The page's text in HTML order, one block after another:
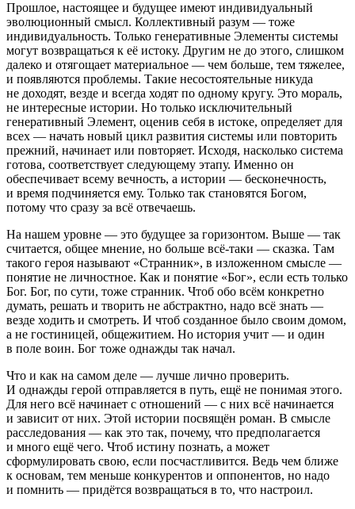
Прошлое, настоящее и будущее имеют индивидуальный
эволюционный смысл. Коллективный разум — тоже
индивидуальность. Только генеративные Элементы системы
могут возвращаться к её истоку. Другим не до этого, слишком
далеко и отягощает материальное — чем больше, тем тяжелее,
и появляются проблемы. Такие несостоятельные никуда
не доходят, везде и всегда ходят по одному кругу. Это мораль,
не интересные истории. Но только исключительный
генеративный Элемент, оценив себя в истоке, определяет для
всех — начать новый цикл развития системы или повторить
прежний, начинает или повторяет. Исходя, насколько система
готова, соответствует следующему этапу. Именно он
обеспечивает всему вечность, а истории — бесконечность,
и время подчиняется ему. Только так становятся Богом,
потому что сразу за всё отвечаешь.
На нашем уровне — это будущее за горизонтом. Выше — так
считается, общее мнение, но больше всё-таки — сказка. Там
такого героя называют «Странник», в изложенном смысле —
понятие не личностное. Как и понятие «Бог», если есть только
Бог. Бог, по сути, тоже странник. Чтоб обо всём конкретно
думать, решать и творить не абстрактно, надо всё знать —
везде ходить и смотреть. И чтоб созданное было своим домом,
а не гостиницей, общежитием. Но история учит — и один
в поле воин. Бог тоже однажды так начал.
Что и как на самом деле — лучше лично проверить.
И однажды герой отправляется в путь, ещё не понимая этого.
Для него всё начинает с отношений — с них всё начинается
и зависит от них. Этой истории посвящён роман. В смысле
расследования — как это так, почему, что предполагается
и много ещё чего. Чтоб истину познать, а может
сформулировать свою, если посчастливится. Ведь чем ближе
к основам, тем меньше конкурентов и оппонентов, но надо
и помнить — придётся возвращаться в то, что настроил.